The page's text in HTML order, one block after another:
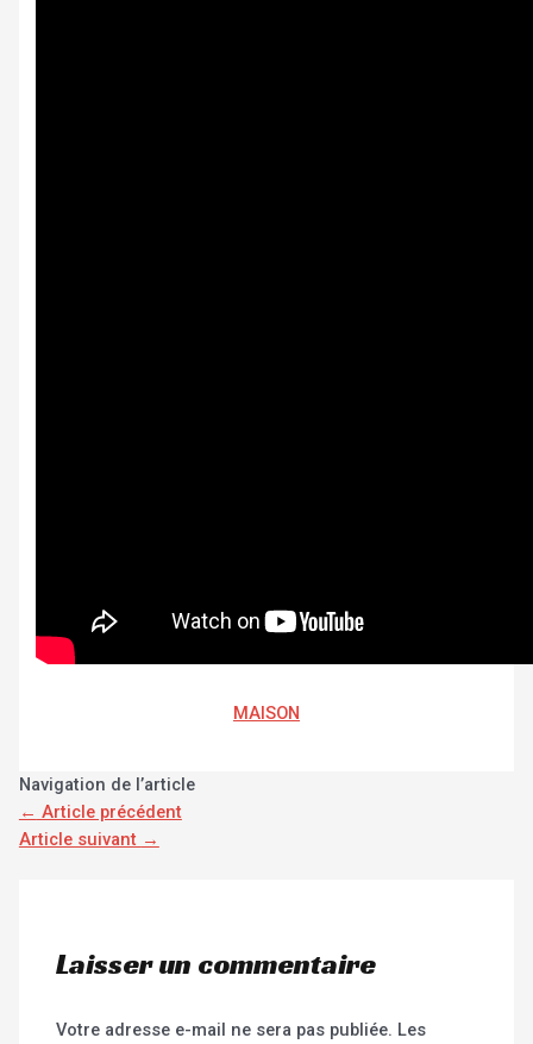
MAISON
Navigation de l’article
← Article précédent
Article suivant →
Laisser un commentaire
Votre adresse e-mail ne sera pas publiée. Les